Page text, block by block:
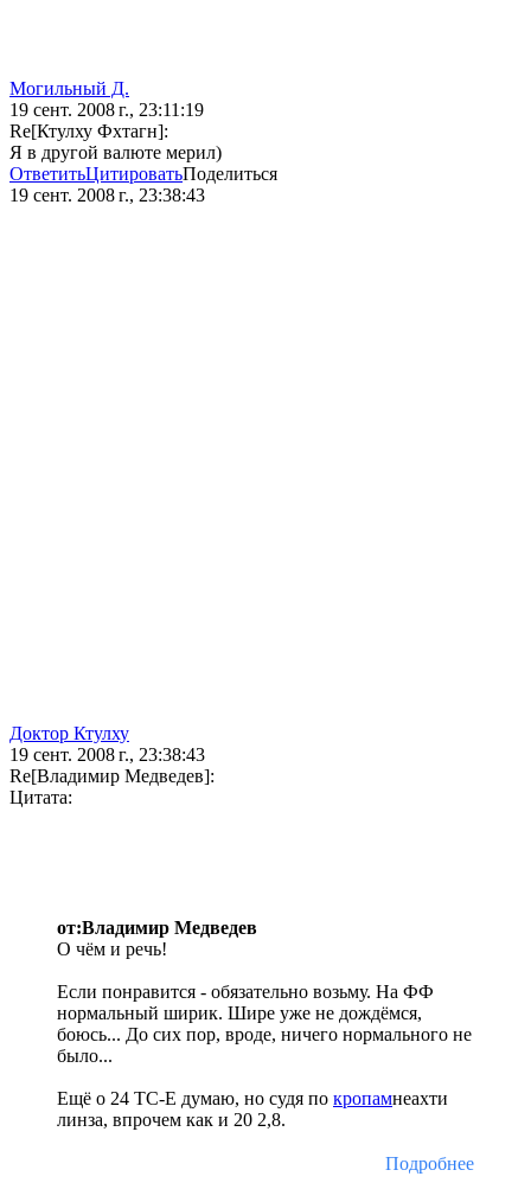
Могильный Д.
19 сент. 2008 г., 23:11:19
Re[Ктулху Фхтагн]:
Я в другой валюте мерил)
ОтветитьЦитироватьПоделиться
19 сент. 2008 г., 23:38:43
Доктор Ктулху
19 сент. 2008 г., 23:38:43
Re[Владимир Медведев]:
Цитата:
от:Владимир Медведев
О чём и речь!
Если понравится - обязательно возьму. На ФФ
нормальный ширик. Шире уже не дождёмся,
боюсь... До сих пор, вроде, ничего нормального не
было...
Ещё о 24 ТС-Е думаю, но судя по кропамнеахти
линза, впрочем как и 20 2,8.
Подробнее